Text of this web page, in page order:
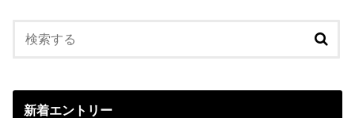
新着エントリー